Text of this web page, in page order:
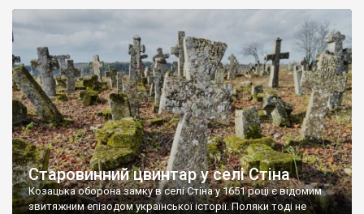
Старовинний цвинтар у селі Стіна
Козацька оборона замку в селі Стіна у 1651 році є відомим
звитяжним епізодом української історії. Поляки тоді не